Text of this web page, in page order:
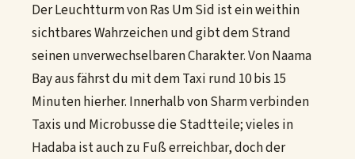
Der Leuchtturm von Ras Um Sid ist ein weithin
sichtbares Wahrzeichen und gibt dem Strand
seinen unverwechselbaren Charakter. Von Naama
Bay aus fährst du mit dem Taxi rund 10 bis 15
Minuten hierher. Innerhalb von Sharm verbinden
Taxis und Microbusse die Stadtteile; vieles in
Hadaba ist auch zu Fuß erreichbar, doch der